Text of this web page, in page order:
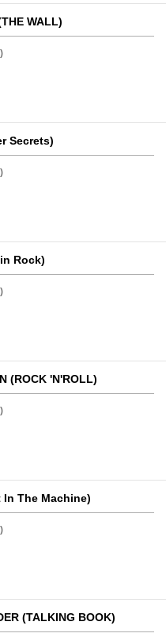
WALL)
Secrets)
Rock)
(ROCK 'N'ROLL)
The Machine)
(TALKING BOOK)